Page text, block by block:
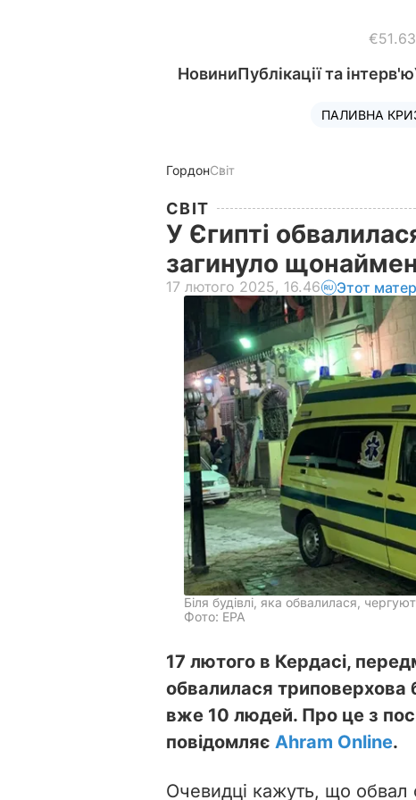
€51.63
НовиниПублікації та інтерв'ю
ПАЛИВНА
ГордонСвіт
СВІТ
У Єгипті
загинуло
17 лютого 2025, 16.46 Этот
Біля будівлі, яка обвалилася,
Фото: EPA
17 лютого в Кердасі,
обвалилася триповерхова
вже 10 людей. Про це з
повідомляє Ahram Online.
Очевидці кажуть, що обвал